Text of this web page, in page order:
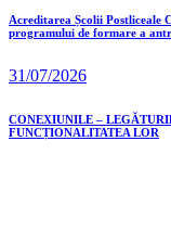
Acreditarea Școlii Postliceale
programului de formare a
31/07/2026
CONEXIUNILE –
FUNCȚIONALITATEA LOR